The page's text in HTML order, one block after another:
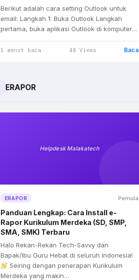
Berikut adalah cara setting Outlook untuk
email: Langkah 1: Buka Outlook Langkah
pertama, buka aplikasi Outlook di komputer…
1 menit baca 48 Views Baca
ERAPOR
Helpdesk Malakatech
ERAPOR Pemula
Panduan Lengkap: Cara Install e-
Rapor Kurikulum Merdeka (SD, SMP,
SMA, SMK) Terbaru
Halo Rekan-Rekan Tech-Savvy dan
Bapak/Ibu Guru Hebat di seluruh Indonesia!
Seiring dengan penerapan Kurikulum
Merdeka yang makin…